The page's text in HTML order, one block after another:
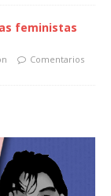
feministas
Comentarios